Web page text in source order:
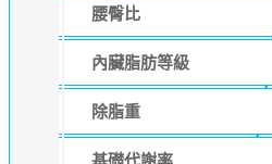
腰臀比
內臟脂肪等級
除脂重
基礎代謝率